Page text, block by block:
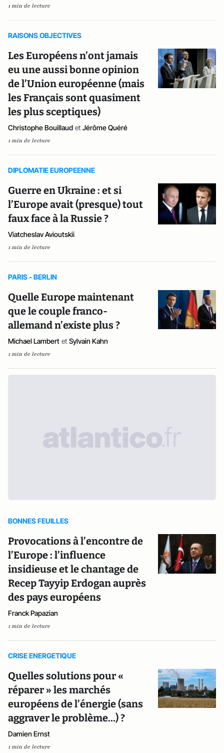
1 min de lecture
RAISONS OBJECTIVES
Les Européens n’ont jamais
eu une aussi bonne opinion
de l’Union européenne (mais
les Français sont quasiment
les plus sceptiques)
Christophe Bouillaud et Jérôme Quéré
1 min de lecture
DIPLOMATIE EUROPEENNE
Guerre en Ukraine : et si
l’Europe avait (presque) tout
faux face à la Russie ?
Viatcheslav Avioutskii
1 min de lecture
PARIS - BERLIN
Quelle Europe maintenant
que le couple franco-
allemand n’existe plus ?
Michael Lambert et Sylvain Kahn
1 min de lecture
BONNES FEUILLES
Provocations à l’encontre de
l’Europe : l’influence
insidieuse et le chantage de
Recep Tayyip Erdogan auprès
des pays européens
Franck Papazian
1 min de lecture
CRISE ENERGETIQUE
Quelles solutions pour «
réparer » les marchés
européens de l’énergie (sans
aggraver le problème…) ?
Damien Ernst
1 min de lecture